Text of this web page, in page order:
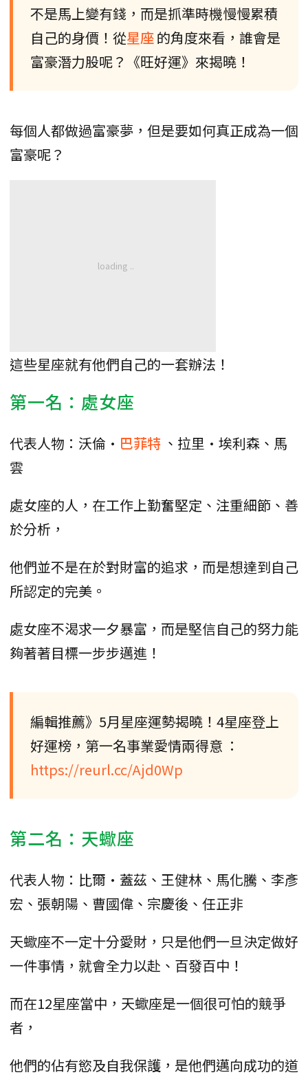
不是馬上變有錢，而是抓準時機慢慢累積
自己的身價！從星座的角度來看，誰會是
富豪潛力股呢？《旺好運》來揭曉！
每個人都做過富豪夢，但是要如何真正成為一個
富豪呢？
這些星座就有他們自己的一套辦法！
第一名：處女座
代表人物：沃倫· 巴菲特 、拉里·埃利森、馬
雲
處女座的人，在工作上勤奮堅定、注重細節、善
於分析，
他們並不是在於對財富的追求，而是想達到自己
所認定的完美。
處女座不渴求一夕暴富，而是堅信自己的努力能
夠著著目標一步步邁進！
編輯推薦》5月星座運勢揭曉！4星座登上
好運榜，第一名事業愛情兩得意 ：
https://reurl.cc/Ajd0Wp
第二名：天蠍座
代表人物：比爾·蓋茲、王健林、馬化騰、李彥
宏、張朝陽、曹國偉、宗慶後、任正非
天蠍座不一定十分愛財，只是他們一旦決定做好
一件事情，就會全力以赴、百發百中！
而在12星座當中，天蠍座是一個很可怕的競爭
者，
他們的佔有慾及自我保護，是他們邁向成功的道